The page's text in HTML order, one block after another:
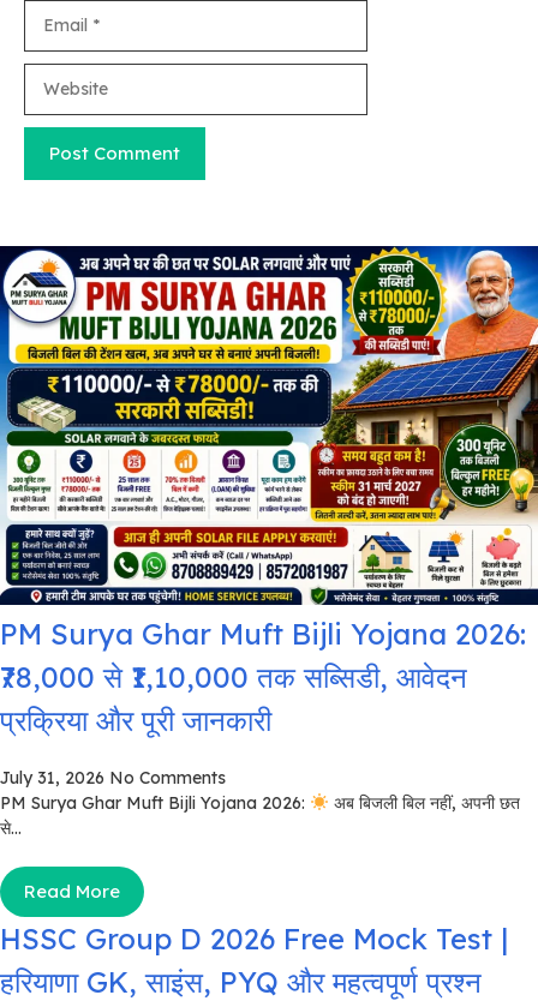
PM Surya Ghar Muft Bijli Yojana 2026:
₹78,000 से ₹1,10,000 तक सब्सिडी, आवेदन
प्रक्रिया और पूरी जानकारी
July 31, 2026 No Comments
PM Surya Ghar Muft Bijli Yojana 2026:
अब बिजली बिल नहीं, अपनी छत
से...
Read More
HSSC Group D 2026 Free Mock Test |
हरियाणा GK, साइंस, PYQ और महत्वपूर्ण प्रश्न